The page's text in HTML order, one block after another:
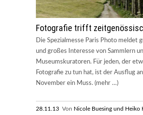
Fotografie trifft
Die Spezialmesse Paris Photo meldet
und großes Interesse von Sammlern
Museumskuratoren. Für jeden, der
Fotografie zu tun hat, ist der Ausflug
November ein Muss. (mehr …)
28.11.13 Von Nicole Buesing und Heiko